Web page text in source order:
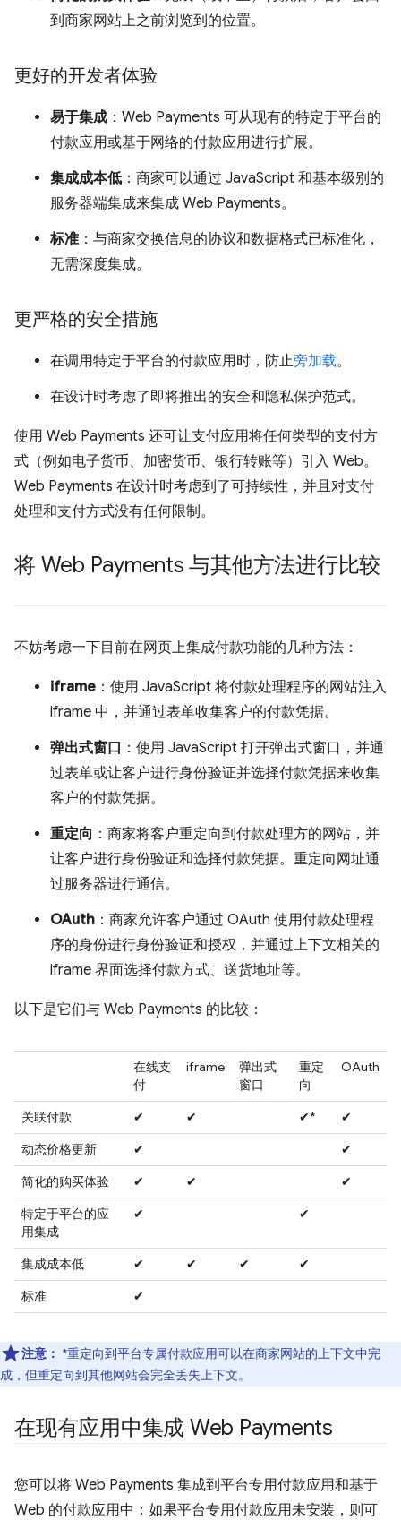
到商家网站上之前浏览到的位置。
更好的开发者体验
易于集成 ：Web Payments 可从现有的特定于平台的
付款应用或基于网络的付款应用进行扩展。
集成成本低 ：商家可以通过 JavaScript 和基本级别的
服务器端集成来集成 Web Payments。
标准 ：与商家交换信息的协议和数据格式已标准化，
无需深度集成。
更严格的安全措施
在调用特定于平台的付款应用时，防止旁加载。
在设计时考虑了即将推出的安全和隐私保护范式。
使用 Web Payments 还可让支付应用将任何类型的支付方
式（例如电子货币、加密货币、银行转账等）引入 Web。
Web Payments 在设计时考虑到了可持续性，并且对支付
处理和支付方式没有任何限制。
将 Web Payments 与其他方法进行比较
不妨考虑一下目前在网页上集成付款功能的几种方法：
iframe ：使用 JavaScript 将付款处理程序的网站注入
iframe 中，并通过表单收集客户的付款凭据。
弹出式窗口 ：使用 JavaScript 打开弹出式窗口，并通
过表单或让客户进行身份验证并选择付款凭据来收集
客户的付款凭据。
重定向 ：商家将客户重定向到付款处理方的网站，并
让客户进行身份验证和选择付款凭据。重定向网址通
过服务器进行通信。
OAuth ：商家允许客户通过 OAuth 使用付款处理程
序的身份进行身份验证和授权，并通过上下文相关的
iframe 界面选择付款方式、送货地址等。
以下是它们与 Web Payments 的比较：
在线支
付
iframe
弹出式
窗口
重定
向
OAuth
关联付款 ✔ ✔ ✔*
✔
动态价格更新
✔
✔
简化的购买体验
✔ ✔
✔
特定于平台的应
用集成
✔ ✔
集成成本低 ✔ ✔ ✔
✔
标准
✔
注意： *重定向到平台专属付款应用可以在商家网站的上下文中完
成，但重定向到其他网站会完全丢失上下文。
在现有应用中集成 Web Payments
您可以将 Web Payments 集成到平台专用付款应用和基于
Web 的付款应用中：如果平台专用付款应用未安装，则可